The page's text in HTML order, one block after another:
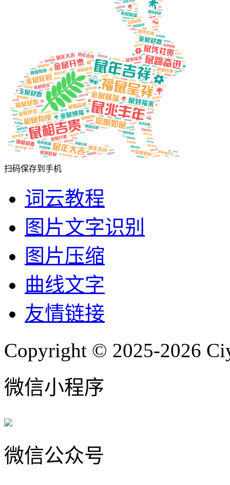
扫码保存到手机
词云教程
图片文字识别
图片压缩
曲线文字
友情链接
Copyright © 2025-2026
微信小程序
微信公众号